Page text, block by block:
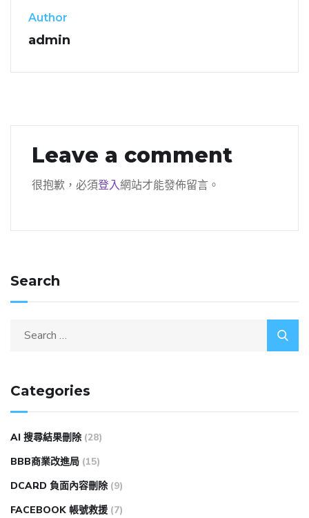
Author
admin
Leave a comment
很抱歉，必須登入網站才能發佈留言。
Search
Categories
AI 搜尋結果刪除 (28)
BBB商業改進局 (15)
DCARD 負面內容刪除 (9)
FACEBOOK 帳號救援 (7)